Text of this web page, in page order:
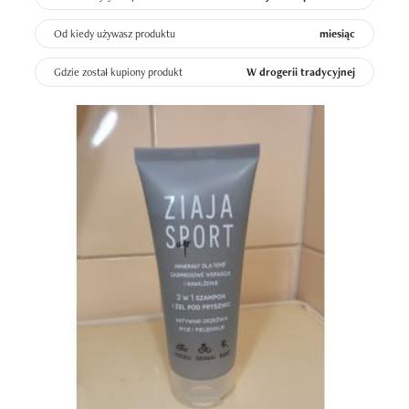
Kosmetyk świetnie nadaje się na siłownię,  gdzie im mniej
kosmetyków tym lepiej, ale też w domowych warunkach
będzie dobry. Oceniam go dobrze, bo nie ma w sumie
wad. To co do niego należy, to robi, myje, oczyszcza,
Od kiedy używasz produktu miesiąc
Gdzie został kupiony produkt W drogerii tradycyjnej